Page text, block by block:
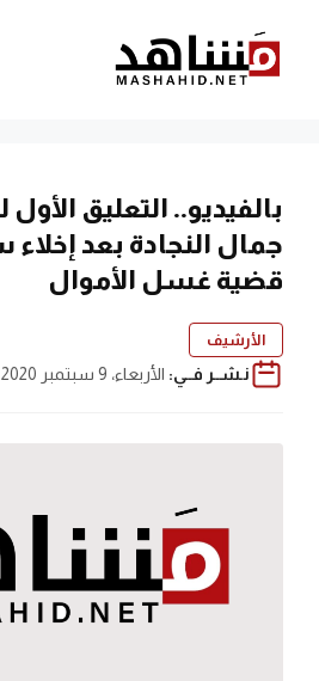
المحتوى
بالفيديو.. التعليق الأول
جمال النجادة بعد
قضية غسل الأموال
الأرشيف
نـشــر فــي: الأربعاء، 9 سبتمبر 2020 | 6:39 م